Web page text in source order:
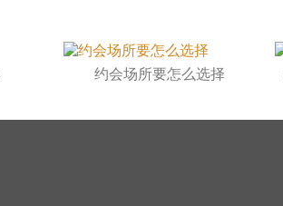
约会场所要怎么选择